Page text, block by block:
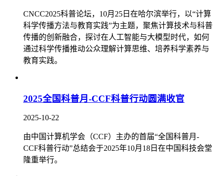
CNCC2025科普论坛，10月25日在哈尔滨举行，以“计算
科学传播方法与教育实践”为主题，聚焦计算技术与科普
传播的创新融合，探讨在人工智能与大模型时代，如何
通过科学传播推动公众理解计算思维、培养科学素养与
教育实践。
2025全国科普月-CCF科普行动圆满收官
2025-10-22
由中国计算机学会（CCF）主办的首届“全国科普月-
CCF科普行动”总结会于2025年10月18日在中国科技会堂
隆重举行。